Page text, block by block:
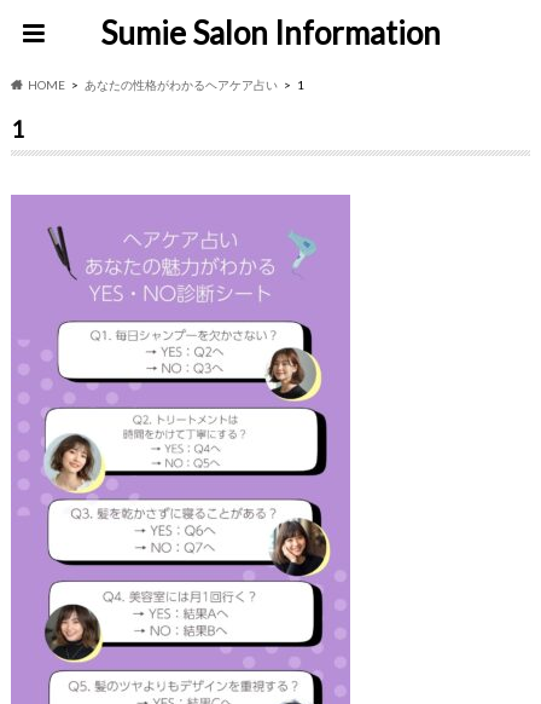
Sumie Salon Information
HOME あなたの性格がわかるヘアケア占い 1
1